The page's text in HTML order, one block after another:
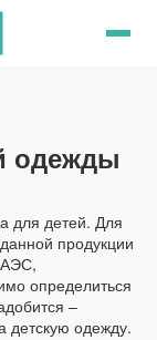
одежды
для детей. Для
продукции
определиться
–
детскую одежду.